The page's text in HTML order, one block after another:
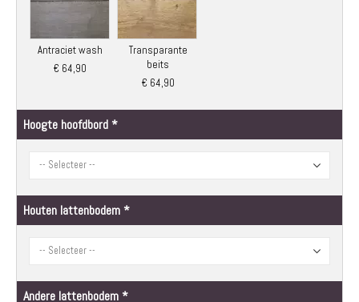
Antraciet wash
€ 64,90
Transparante
beits
€ 64,90
Hoogte hoofdbord
Houten lattenbodem
Andere lattenbodem